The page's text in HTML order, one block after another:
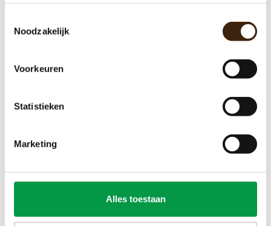
Noodzakelijk
Voorkeuren
Statistieken
Marketing
Alles toestaan